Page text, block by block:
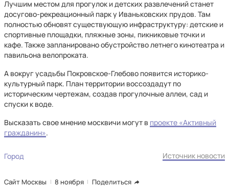
Лучшим местом для прогулок и детских развлечений станет
досугово-рекреационный парк у Иваньковских прудов. Там
полностью обновят существующую инфраструктуру: детские и
спортивные площадки, пляжные зоны, пикниковые точки и
кафе. Также запланировано обустройство летнего кинотеатра и
павильона велопроката.
А вокруг усадьбы Покровское-Глебово появится историко-
культурный парк. План территории воссоздадут по
историческим чертежам, создав прогулочные аллеи, сад и
спуски к воде.
Высказать свое мнение москвичи могут в проекте «Активный
гражданин».
Город Источник новости
Сайт Москвы 8 ноября Поделиться